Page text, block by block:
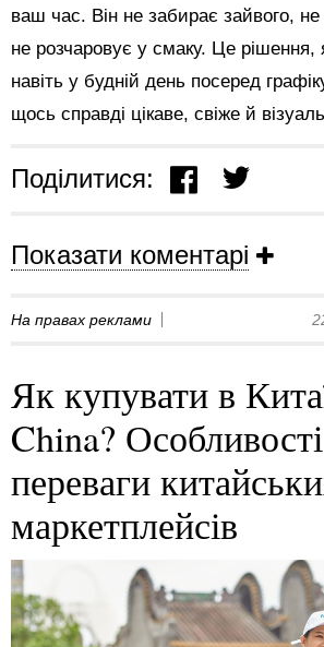
ваш час. Він не забирає зайвого,
не розчаровує у смаку. Це рішення,
навіть у будній день посеред
щось справді цікаве, свіже й
Поділитися:
Показати коментарі
На правах реклами
Як купувати в
China?
переваги
маркетплейсів